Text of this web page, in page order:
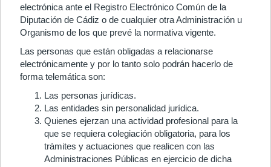
electrónica ante el Registro Electrónico Común de la
Diputación de Cádiz o de cualquier otra Administración u
Organismo de los que prevé la normativa vigente.
Las personas que están obligadas a relacionarse
electrónicamente y por lo tanto solo podrán hacerlo de
forma telemática son:
Las personas jurídicas.
Las entidades sin personalidad jurídica.
Quienes ejerzan una actividad profesional para la
que se requiera colegiación obligatoria, para los
trámites y actuaciones que realicen con las
Administraciones Públicas en ejercicio de dicha